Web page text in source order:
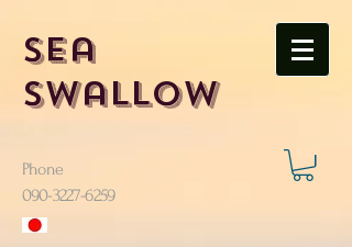
Sea
Swallow
Phone
​090-3227-6259